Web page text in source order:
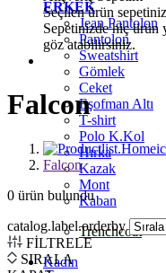
ERKEK
Jean Pantolon
Pantolon
Sweatshirt
Gömlek
Ceket
Eşofman Altı
T-shirt
Polo K.Kol
Hırka
Kazak
Mont
Kaban
Trenchcoat
Kadın
Seçilen ürün
Sepetinizde hiç ürün
göz atabilirsiniz.
Falcon
Falcon
0 ürün bulundu
catalog.label.orderby
FİLTRELE
SIRALA